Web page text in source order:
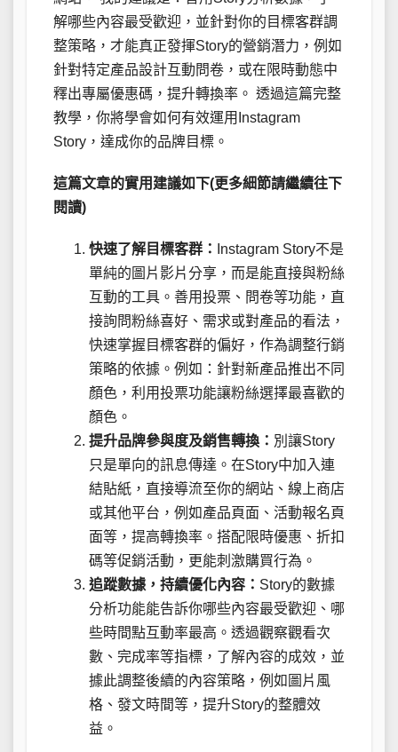
解哪些內容最受歡迎，並針對你的目標客群調
整策略，才能真正發揮Story的營銷潛力，例如
針對特定產品設計互動問卷，或在限時動態中
釋出專屬優惠碼，提升轉換率。 透過這篇完整
教學，你將學會如何有效運用Instagram
Story，達成你的品牌目標。
這篇文章的實用建議如下(更多細節請繼續往下
閱讀)
快速了解目標客群：
Instagram Story不是
單純的圖片影片分享，而是能直接與粉絲
互動的工具。善用投票、問卷等功能，直
接詢問粉絲喜好、需求或對產品的看法，
快速掌握目標客群的偏好，作為調整行銷
策略的依據。例如：針對新產品推出不同
顏色，利用投票功能讓粉絲選擇最喜歡的
顏色。
提升品牌參與度及銷售轉換： 別讓Story
只是單向的訊息傳達。在Story中加入連
結貼紙，直接導流至你的網站、線上商店
或其他平台，例如產品頁面、活動報名頁
面等，提高轉換率。搭配限時優惠、折扣
碼等促銷活動，更能刺激購買行為。
追蹤數據，持續優化內容： Story的數據
分析功能能告訴你哪些內容最受歡迎、哪
些時間點互動率最高。透過觀察觀看次
數、完成率等指標，了解內容的成效，並
據此調整後續的內容策略，例如圖片風
格、發文時間等，提升Story的整體效
益。